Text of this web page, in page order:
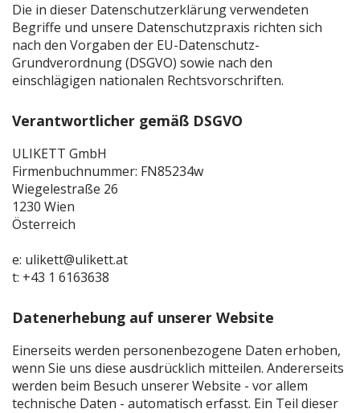
Die in dieser Datenschutzerklärung verwendeten
Begriffe und unsere Datenschutzpraxis richten sich
nach den Vorgaben der EU-Datenschutz-
Grundverordnung (DSGVO) sowie nach den
einschlägigen nationalen Rechtsvorschriften.
Verantwortlicher gemäß DSGVO
ULIKETT GmbH
Firmenbuchnummer: FN85234w
Wiegelestraße 26
1230 Wien
Österreich
e: ulikett@ulikett.at
t: +43 1 6163638
Datenerhebung auf unserer Website
Einerseits werden personenbezogene Daten erhoben,
wenn Sie uns diese ausdrücklich mitteilen. Andererseits
werden beim Besuch unserer Website - vor allem
technische Daten - automatisch erfasst. Ein Teil dieser